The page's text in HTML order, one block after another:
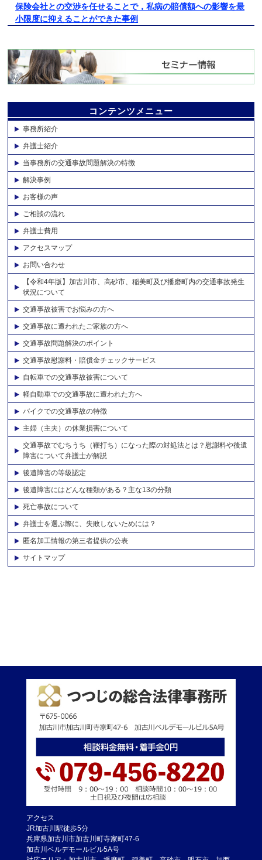
保険会社との交渉を任せることで，私病の賠償額への影響を最
小限度に抑えることができた事例
コンテンツメニュー
事務所紹介
弁護士紹介
当事務所の交通事故問題解決の特徴
解決事例
お客様の声
ご相談の流れ
弁護士費用
アクセスマップ
お問い合わせ
【令和4年版】加古川市、高砂市、稲美町及び播磨町内の交通事故発生
状況について
交通事故被害でお悩みの方へ
交通事故に遭われたご家族の方へ
交通事故問題解決のポイント
交通事故慰謝料・賠償金チェックサービス
自転車での交通事故被害について
軽自動車での交通事故に遭われた方へ
バイクでの交通事故の特徴
主婦（主夫）の休業損害について
交通事故でむちうち（鞭打ち）になった際の対処法とは？慰謝料や後遺
障害について弁護士が解説
後遺障害の等級認定
後遺障害にはどんな種類がある？主な13の分類
死亡事故について
弁護士を選ぶ際に、失敗しないためには？
匿名加工情報の第三者提供の公表
サイトマップ
アクセス
JR加古川駅徒歩5分
兵庫県加古川市加古川町寺家町47-6
加古川ベルデモールビル5A号